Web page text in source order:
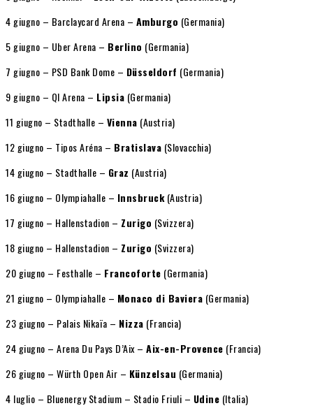
4 giugno – Barclaycard Arena – Amburgo (Germania)
5 giugno – Uber Arena – Berlino (Germania)
7 giugno – PSD Bank Dome – Düsseldorf (Germania)
9 giugno – QI Arena – Lipsia (Germania)
11 giugno – Stadthalle – Vienna (Austria)
12 giugno – Tipos Aréna – Bratislava (Slovacchia)
14 giugno – Stadthalle – Graz (Austria)
16 giugno – Olympiahalle – Innsbruck(Austria)
17 giugno – Hallenstadion – Zurigo (Svizzera)
18 giugno – Hallenstadion – Zurigo (Svizzera)
20 giugno – Festhalle – Francoforte (Germania)
21 giugno – Olympiahalle – Monaco di Baviera (Germania)
23 giugno – Palais Nikaïa – Nizza (Francia)
24 giugno – Arena Du Pays D’Aix – Aix-en-Provence (Francia)
26 giugno – Würth Open Air – Künzelsau (Germania)
4 luglio – Bluenergy Stadium – Stadio Friuli – Udine (Italia)